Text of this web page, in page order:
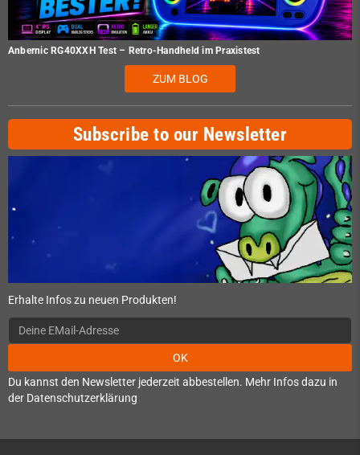
Anbernic RG40XXH Test – Retro-Handheld im Praxistest
ZUM BLOG
Subscribe to our Newsletter
Erhalte Infos zu neuen Produkten!
OK
Du kannst den Newsletter jederzeit abbestellen. Mehr Infos dazu in
der Datenschutzerklärung